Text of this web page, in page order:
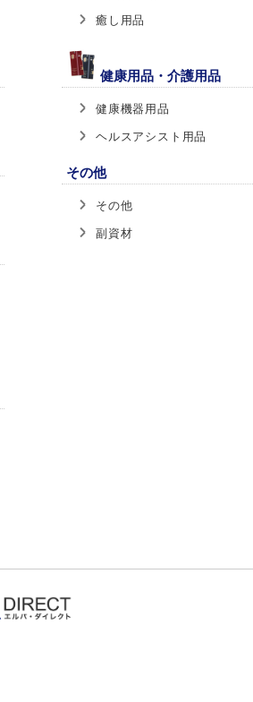
癒し用品
健康用品・介護用品
健康機器用品
ヘルスアシスト用品
その他
その他
副資材